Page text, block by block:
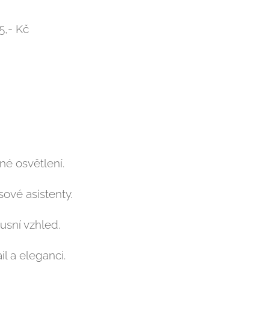
Kč
osvětlení.
asistenty.
vzhled.
a eleganci.